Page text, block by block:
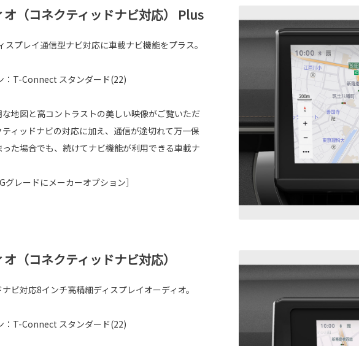
（コネクティッドナビ対応） Plus
プレイ通信型ナビ対応に車載ナビ機能をプラス。
T-Connect スタンダード(22)
地図と高コントラストの美しい映像がご覧いただ
ィッドナビの対応に加え、通信が途切れて万一保
た場合でも、続けてナビ機能が利用できる車載ナ
レードにメーカーオプション］
（コネクティッドナビ対応）
ビ対応8インチ高精細ディスプレイオーディオ。
T-Connect スタンダード(22)